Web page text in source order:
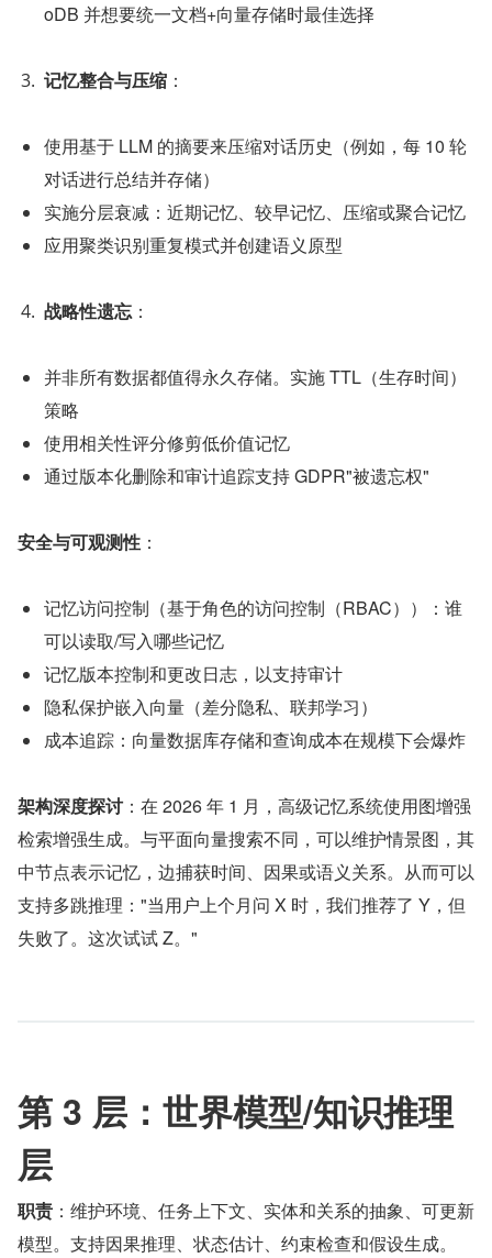
oDB 并想要统一文档+向量存储时最佳选择
记忆整合与压缩 ：
使用基于 LLM 的摘要来压缩对话历史（例如，每 10 轮
对话进行总结并存储）
实施分层衰减：近期记忆、较早记忆、压缩或聚合记忆
应用聚类识别重复模式并创建语义原型
战略性遗忘：
并非所有数据都值得永久存储。实施 TTL（生存时间）
策略
使用相关性评分修剪低价值记忆
通过版本化删除和审计追踪支持 GDPR"被遗忘权"
安全与可观测性 ：
记忆访问控制（基于角色的访问控制（RBAC））：谁
可以读取/写入哪些记忆
记忆版本控制和更改日志，以支持审计
隐私保护嵌入向量（差分隐私、联邦学习）
成本追踪：向量数据库存储和查询成本在规模下会爆炸
架构深度探讨：在 2026 年 1 月，高级记忆系统使用图增强
检索增强生成。与平面向量搜索不同，可以维护情景图，其
中节点表示记忆，边捕获时间、因果或语义关系。从而可以
支持多跳推理："当用户上个月问 X 时，我们推荐了 Y，但
失败了。这次试试 Z。"
第 3 层：世界模型/知识推理
层
职责 ：维护环境、任务上下文、实体和关系的抽象、可更新
模型。支持因果推理、状态估计、约束检查和假设生成。